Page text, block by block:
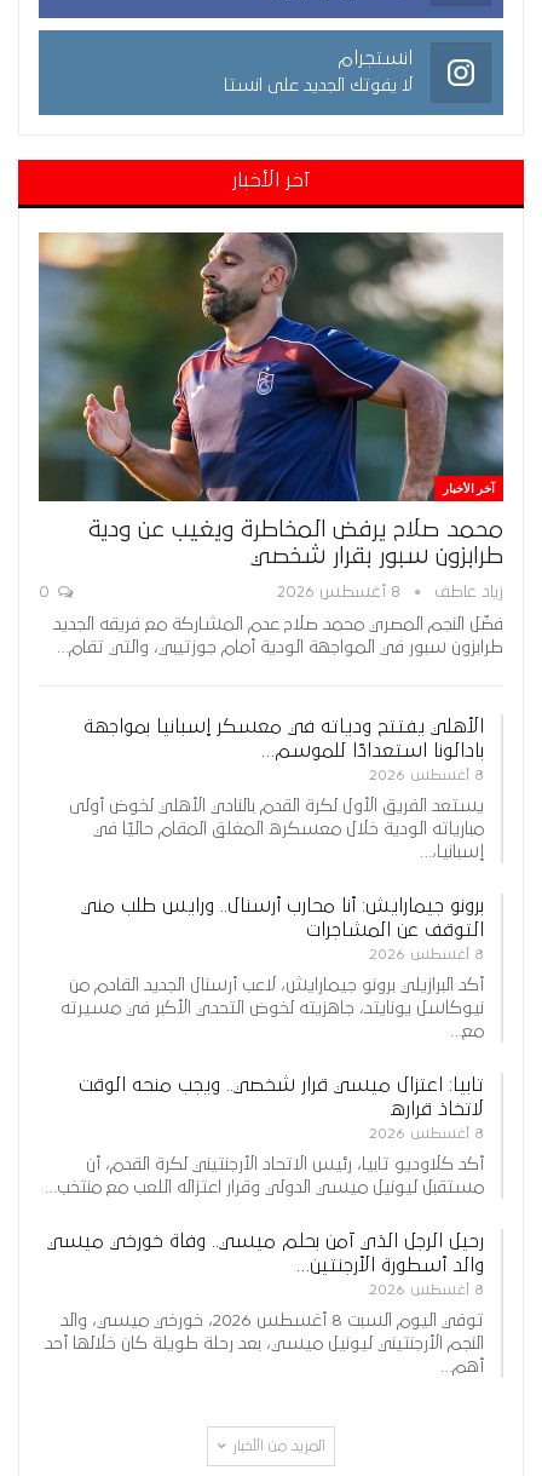
انستجرام
لا يفوتك الجديد على انستا
آخر الأخبار
آخر الأخبار
محمد صلاح يرفض المخاطرة ويغيب عن ودية
طرابزون سبور بقرار شخصي
زياد عاطف 8 أغسطس 2026
فضّل النجم المصري محمد صلاح عدم المشاركة مع فريقه الجديد
طرابزون سبور في المواجهة الودية أمام جوزتيبي، والتي تقام…
الأهلي يفتتح ودياته في معسكر إسبانيا بمواجهة
بادالونا استعدادًا للموسم…
8 أغسطس 2026
يستعد الفريق الأول لكرة القدم بالنادي الأهلي لخوض أولى
مبارياته الودية خلال معسكره المغلق المقام حاليًا في
إسبانيا،…
برونو جيمارايش: أنا محارب أرسنال.. ورايس طلب مني
التوقف عن المشاجرات
8 أغسطس 2026
أكد البرازيلي برونو جيمارايش، لاعب أرسنال الجديد القادم من
نيوكاسل يونايتد، جاهزيته لخوض التحدي الأكبر في مسيرته
مع…
تابيا: اعتزال ميسي قرار شخصي.. ويجب منحه الوقت
لاتخاذ قراره
8 أغسطس 2026
أكد كلاوديو تابيا، رئيس الاتحاد الأرجنتيني لكرة القدم، أن
مستقبل ليونيل ميسي الدولي وقرار اعتزاله اللعب مع منتخب…
رحيل الرجل الذي آمن بحلم ميسي.. وفاة خورخي ميسي
والد أسطورة الأرجنتين…
8 أغسطس 2026
توفي اليوم السبت 8 أغسطس 2026، خورخي ميسي، والد
النجم الأرجنتيني ليونيل ميسي، بعد رحلة طويلة كان خلالها أحد
أهم…
المزيد من الأخبار